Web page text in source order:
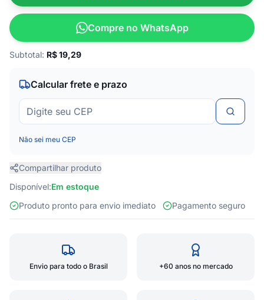
Compre no WhatsApp
Subtotal: R$19,29
Calcular frete e prazo
Não sei meu CEP
Compartilhar produto
Disponível:Em estoque
Produto pronto para envio imediato
Pagamento seguro
Envio para todo o Brasil +60 anos no mercado